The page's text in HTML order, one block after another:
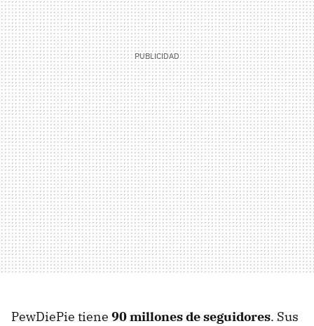
PewDiePie tiene 90 millones de seguidores. Sus